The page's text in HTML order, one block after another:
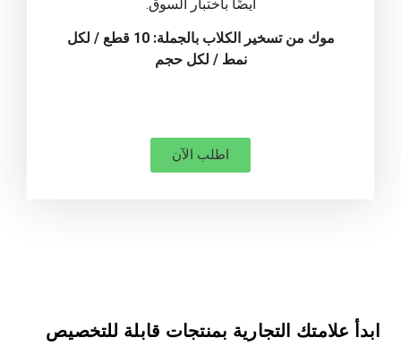
أيضًا باختبار السوق.
موك من تسخير الكلاب بالجملة: 10 قطع / لكل
نمط / لكل حجم
اطلب الآن
ابدأ علامتك التجارية بمنتجات قابلة للتخصيص